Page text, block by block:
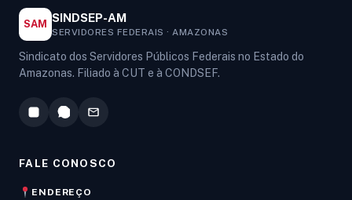
SAM SINDSEP-AM
SERVIDORES FEDERAIS · AMAZONAS
Sindicato dos Servidores Públicos Federais no Estado do
Amazonas. Filiado à CUT e à CONDSEF.
FALE CONOSCO
ENDEREÇO